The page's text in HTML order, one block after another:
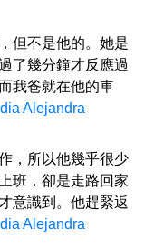
但不是他的。她是
了幾分鐘才反應過
我爸就在他的車
Alejandra
，所以他幾乎很少
班，卻是走路回家
意識到。他趕緊返
Alejandra